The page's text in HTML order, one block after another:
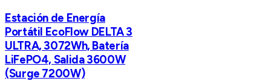
Estación de Energía
Portátil EcoFlow DELTA 3
ULTRA, 3072Wh, Batería
LiFePO4, Salida 3600W
(Surge 7200W)